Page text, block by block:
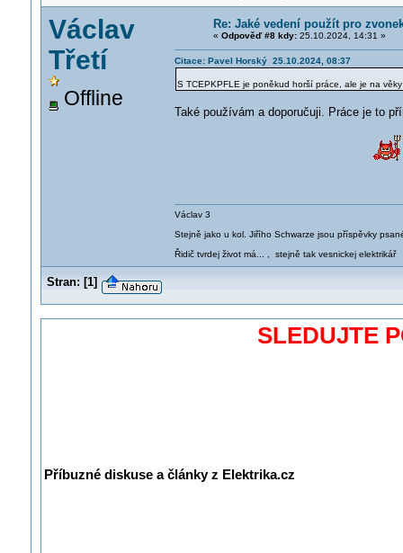
Václav
Třetí
Offline
Re: Jaké vedení použít pro
« Odpověď #8 kdy:25.10.2024, 14:31 »
Citace: Pavel Horský 25.10.2024, 08:37
S TCEPKPFLE je poněkud horší práce, ale je na
Také používám a doporučuji. Práce je to
Václav 3
Stejně jako u kol. Jiřího Schwarze jsou příspěvky
Řidič tvrdej život má... , stejně tak vesnickej elektrikář
Stran: [1]
SLEDUJTE
Příbuzné diskuse a články z Elektrika.cz